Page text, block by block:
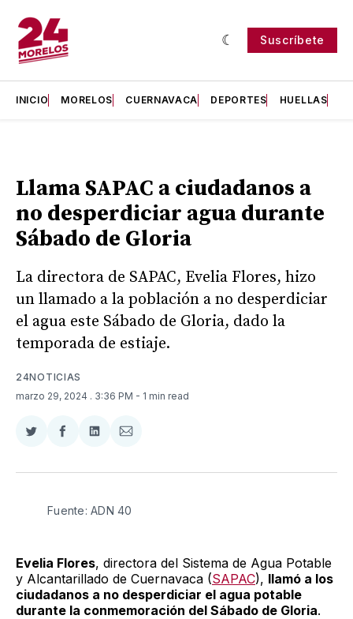
Suscríbete
INICIO MORELOS CUERNAVACA DEPORTES HUELLAS
Llama SAPAC a ciudadanos a
no desperdiciar agua durante
Sábado de Gloria
La directora de SAPAC, Evelia Flores, hizo
un llamado a la población a no desperdiciar
el agua este Sábado de Gloria, dado la
temporada de estiaje.
24NOTICIAS
marzo 29, 2024 . 3:36 PM - 1 min read
Compartir
Twitter
Compartir
Facebook
Compartir
LinkedIn
Compartir
Email
Fuente: ADN 40
Evelia Flores, directora del Sistema de Agua Potable
y Alcantarillado de Cuernavaca (SAPAC), llamó a los
ciudadanos a no desperdiciar el agua potable
durante la conmemoración del Sábado de Gloria.